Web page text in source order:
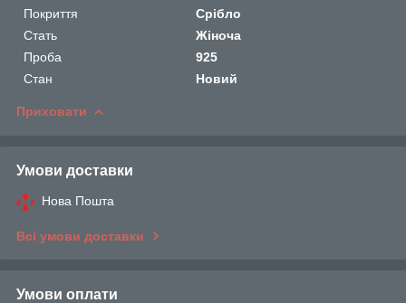
Покриття
Срібло
Стать
Жіноча
Проба
925
Стан
Новий
Приховати
Умови доставки
Нова Пошта
Всі умови доставки
Умови оплати